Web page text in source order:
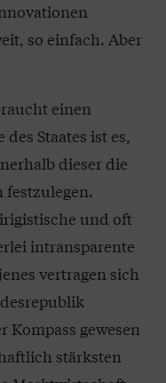
so einfach. Aber
einen
Staates ist es,
dieser die
festzulegen.
und oft
intransparente
vertragen sich
gewesen
stärksten